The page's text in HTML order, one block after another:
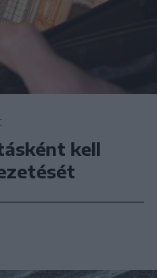
kell